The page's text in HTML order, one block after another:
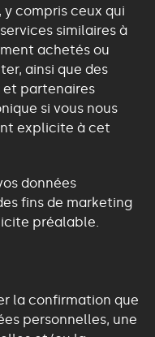
compris ceux qui
similaires à
achetés ou
ainsi que des
et partenaires
si vous nous
explicite à cet
données
fins de marketing
préalable.
la confirmation que
personnelles, une